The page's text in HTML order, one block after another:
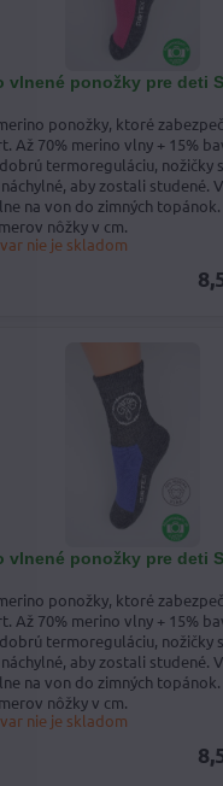
vlnené ponožky pre deti
ponožky, ktoré
Až 70% merino vlny + 15%
termoreguláciu, nožičky
aby zostali studené.
na von do zimných
nôžky v cm.
nie je skladom
vlnené ponožky pre deti
ponožky, ktoré
Až 70% merino vlny + 15%
termoreguláciu, nožičky
aby zostali studené.
na von do zimných
nôžky v cm.
nie je skladom